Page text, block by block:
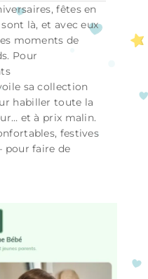
fêtes en
là, et avec eux
moments de
Pour
sa collection
habiller toute la
et à prix malin.
festives
pour faire de